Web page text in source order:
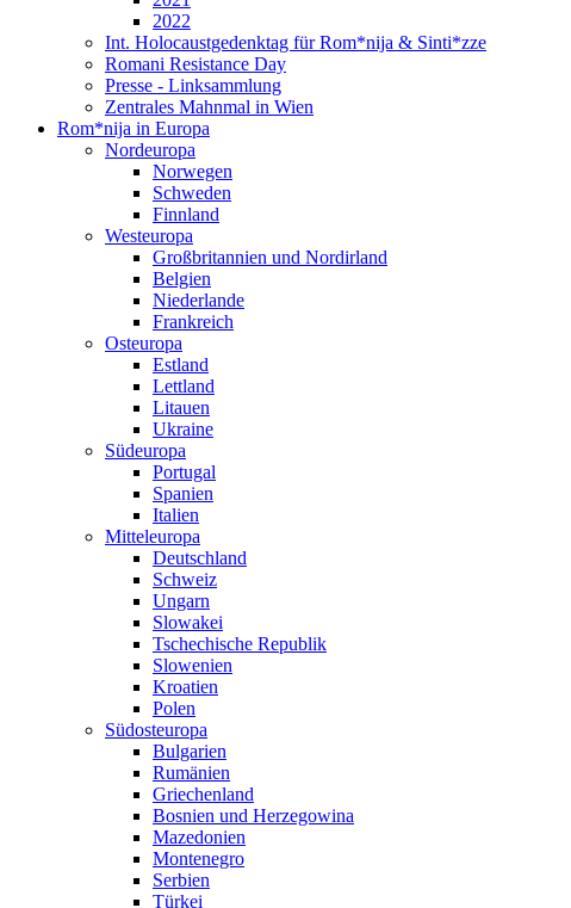
2022
Int. Holocaustgedenktag für Rom*nija & Sinti*zze
Romani Resistance Day
Presse - Linksammlung
Zentrales Mahnmal in Wien
Rom*nija in Europa
Nordeuropa
Norwegen
Schweden
Finnland
Westeuropa
Großbritannien und Nordirland
Belgien
Niederlande
Frankreich
Osteuropa
Estland
Lettland
Litauen
Ukraine
Südeuropa
Portugal
Spanien
Italien
Mitteleuropa
Deutschland
Schweiz
Ungarn
Slowakei
Tschechische Republik
Slowenien
Kroatien
Polen
Südosteuropa
Bulgarien
Rumänien
Griechenland
Bosnien und Herzegowina
Mazedonien
Montenegro
Serbien
Türkei